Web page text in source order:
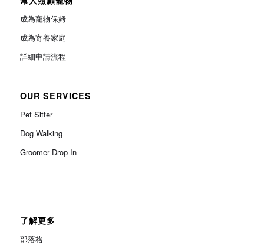
成為寵物保姆
成為寄養家庭
詳細申請流程
OUR SERVICES
Pet Sitter
Dog Walking
Groomer Drop-In
了解更多
部落格